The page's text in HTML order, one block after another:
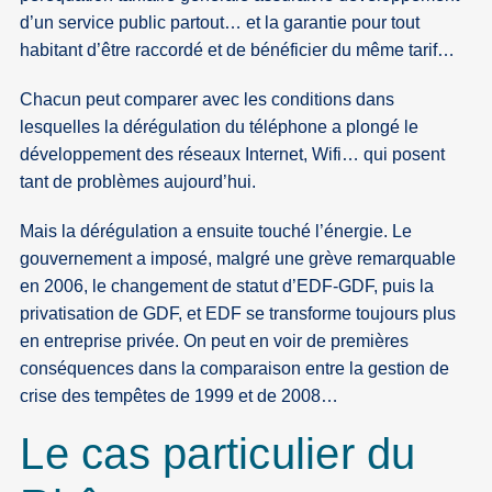
d’un service public partout… et la garantie pour tout
habitant d’être raccordé et de bénéficier du même tarif…
Chacun peut comparer avec les conditions dans
lesquelles la dérégulation du téléphone a plongé le
développement des réseaux Internet, Wifi… qui posent
tant de problèmes aujourd’hui.
Mais la dérégulation a ensuite touché l’énergie. Le
gouvernement a imposé, malgré une grève remarquable
en 2006, le changement de statut d’EDF-GDF, puis la
privatisation de GDF, et EDF se transforme toujours plus
en entreprise privée. On peut en voir de premières
conséquences dans la comparaison entre la gestion de
crise des tempêtes de 1999 et de 2008…
Le cas particulier du